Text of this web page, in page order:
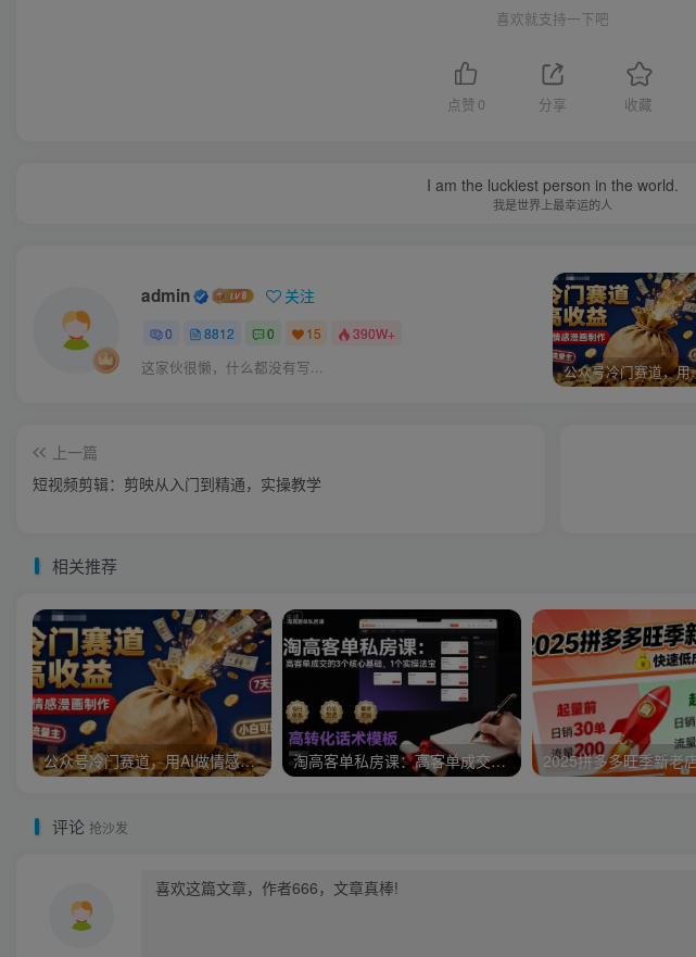
喜欢就支持一下吧
点赞 0 分享 收藏
I am the luckiest person in the world.
我是世界上最幸运的人
admin 关注
0 8812 0 15 390W+
这家伙很懒，什么都没有写... 公众号冷门赛道
上一篇
短视频剪辑：剪映从入门到精通，实操教学
相关推荐
公众号冷门赛道，用AI做情感漫画，7天开通流量主，操作简单，小白可玩 淘高客单私房课：高客单成交的3个核心基础，1个实操法宝
评论 抢沙发